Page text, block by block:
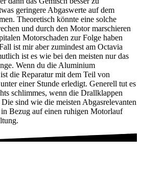
geringere Abgaswerte auf dem
Theoretisch könnte eine solche
und durch den Motor marschieren
Motorschaden zur Folge haben
ist mir aber zumindest am Octavia
ist es wie bei den meisten nur das
Wenn du die Aluminium
die Reparatur mit dem Teil von
einer Stunde erledigt. Generell tut es
schlimmes, wenn die Drallklappen
sind wie die meisten Abgasrelevanten
Bezug auf einen ruhigen Motorlauf